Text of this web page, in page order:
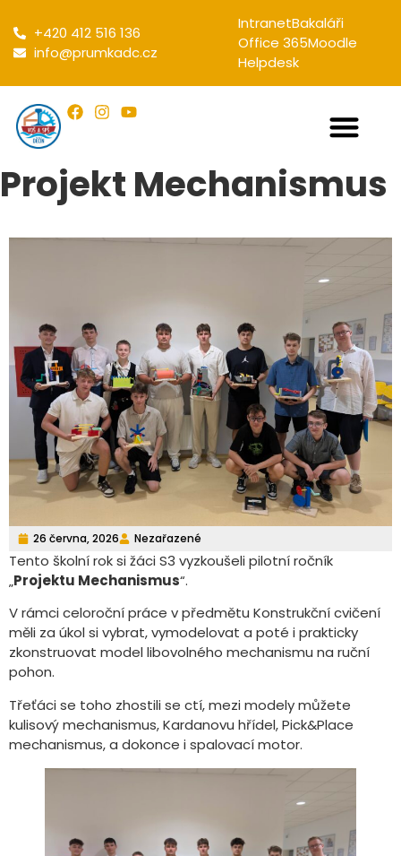
+420 412 516 136
info@prumkadc.cz
IntranetBakaláři
Office 365Moodle
Helpdesk
Projekt Mechanismus
26 června, 2026 Nezařazené
Tento školní rok si žáci S3 vyzkoušeli pilotní ročník
„Projektu Mechanismus“.
V rámci celoroční práce v předmětu Konstrukční cvičení
měli za úkol si vybrat, vymodelovat a poté i prakticky
zkonstruovat model libovolného mechanismu na ruční
pohon.
Třeťáci se toho zhostili se ctí, mezi modely můžete
kulisový mechanismus, Kardanovu hřídel, Pick&Place
mechanismus, a dokonce i spalovací motor.